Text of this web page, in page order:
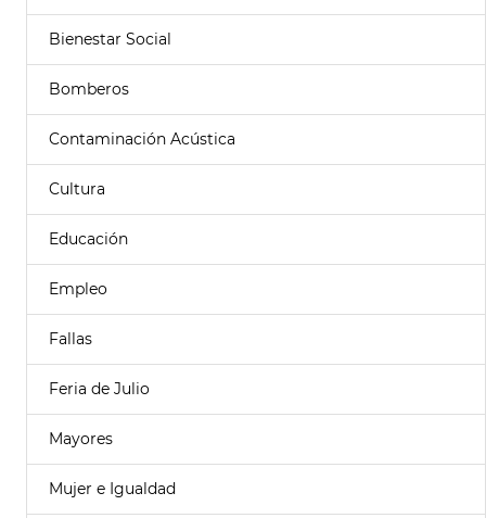
Bienestar Social
Bomberos
Contaminación Acústica
Cultura
Educación
Empleo
Fallas
Feria de Julio
Mayores
Mujer e Igualdad